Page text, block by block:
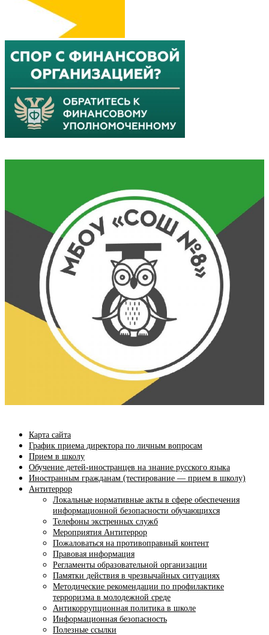
Карта сайта
График приема директора по личным вопросам
Прием в школу
Обучение детей-иностранцев на знание русского языка
Иностранным гражданам (тестирование — прием в школу)
Антитеррор
Локальные нормативные акты в сфере обеспечения
информационной безопасности обучающихся
Телефоны экстренных служб
Мероприятия Антитеррор
Пожаловаться на противоправный контент
Правовая информация
Регламенты образовательной организации
Памятки действия в чрезвычайных ситуациях
Методические рекомендации по профилактике
терроризма в молодежной среде
Антикоррупционная политика в школе
Информационная безопасность
Полезные ссылки